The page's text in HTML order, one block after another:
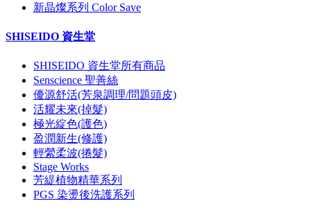
新晶燦系列 Color Save
SHISEIDO 資生堂
SHISEIDO 資生堂所有商品
Senscience 聖善絲
優源舒活(芳泉調理/問題頭皮)
活耀未來(掉髮)
極光綻色(護色)
盈潤新生(修護)
輕縈柔波(捲髮)
Stage Works
芳緹植物精華系列
PGS 染燙後洗護系列